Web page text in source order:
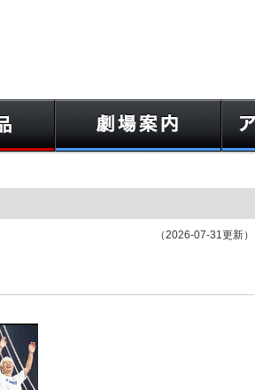
（2026-07-31更新）